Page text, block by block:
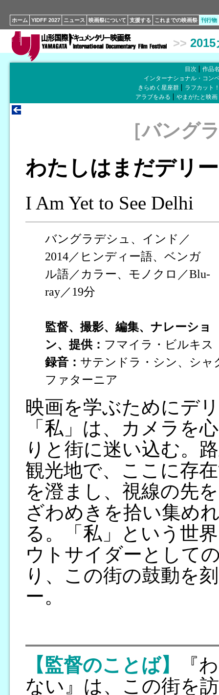
ホーム YIDFF 2027 ニュース 映画祭について 支援する これまでの映画祭 刊行物
>>
目次
作品
インターナショナル・コン
きらめく星座群
ラフカット
アラブをみる
やまがたと映画
［バング
わたしはまだデリ
I Am Yet to See Delhi
バングラデシュ、インド／
2014／ヒンディー語、ベンガ
ル語／カラー、モノクロ／Blu-
ray／19分
監督、撮影、編集、ナレーショ
ン、提供： フマイラ・ビルキス
録音： サテンドラ・シン、シ
ファターニア
映画を学ぶためにデ
「私」は、カメラを
りと街に迷い込む。
観光地で、ここに存
を澄まし、視線の先
ざわめきを拾い集め
る。「私」という世
ウトサイダーとして
り、この街の鼓動を
ー。
【監督のことば】
『
ない』は、この街を